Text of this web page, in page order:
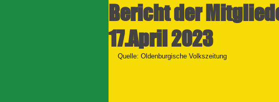
Bericht der
17.April 2023
Quelle: Oldenburgische Volkszeitung